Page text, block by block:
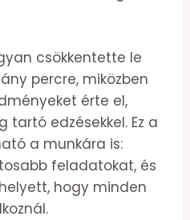
csökkentette le
percre, miközben
érte el,
tartó edzésekkel. Ez a
a munkára is:
feladatokat, és
hogy minden